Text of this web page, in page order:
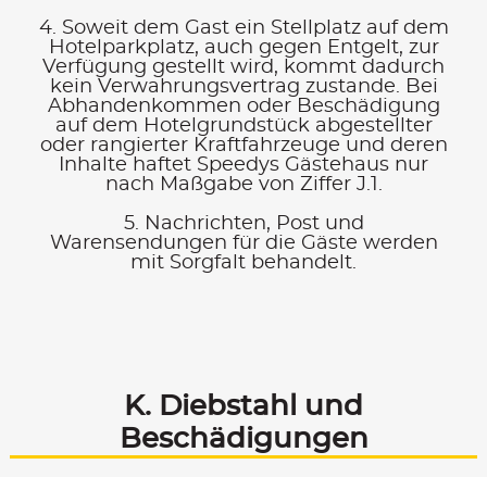
4. Soweit dem Gast ein Stellplatz auf dem
Hotelparkplatz, auch gegen Entgelt, zur
Verfügung gestellt wird, kommt dadurch
kein Verwahrungsvertrag zustande. Bei
Abhandenkommen oder Beschädigung
auf dem Hotelgrundstück abgestellter
oder rangierter Kraftfahrzeuge und deren
Inhalte haftet Speedys Gästehaus nur
nach Maßgabe von Ziffer J.1.
5. Nachrichten, Post und
Warensendungen für die Gäste werden
mit Sorgfalt behandelt.
K. Diebstahl und
Beschädigungen